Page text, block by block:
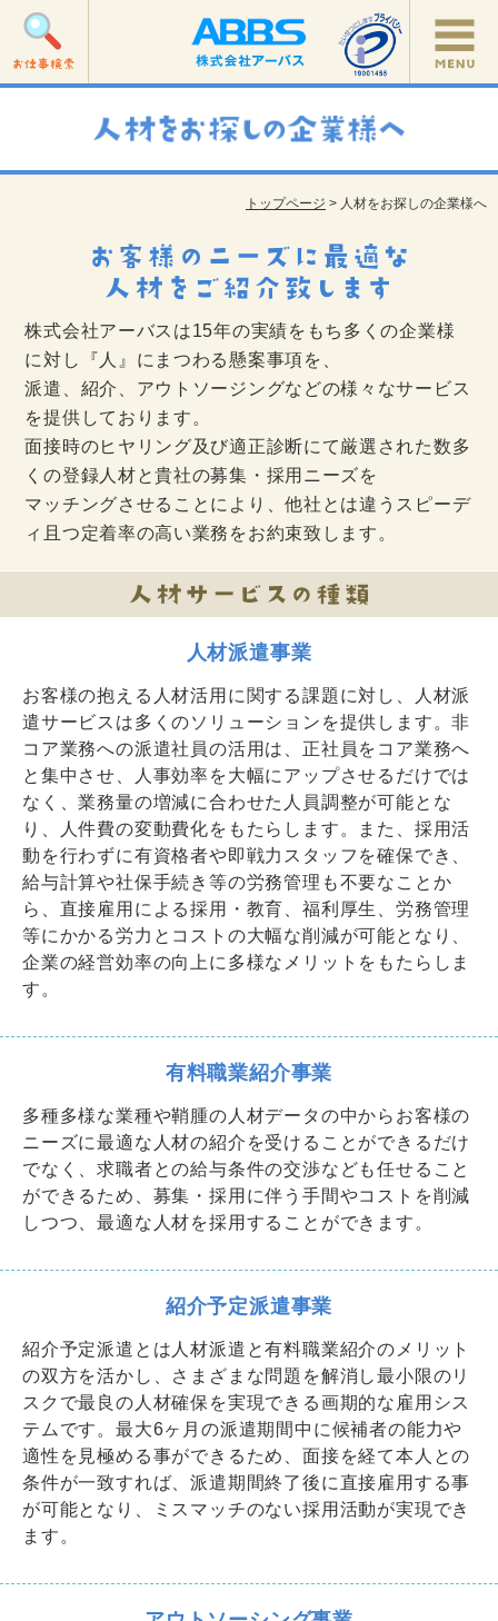
トップページ > 人材をお探しの企業様へ
株式会社アーバスは15年の実績をもち多くの企業様
に対し『人』にまつわる懸案事項を、
派遣、紹介、アウトソージングなどの様々なサービス
を提供しております。
面接時のヒヤリング及び適正診断にて厳選された数多
くの登録人材と貴社の募集・採用ニーズを
マッチングさせることにより、他社とは違うスピーデ
ィ且つ定着率の高い業務をお約束致します。
人材派遣事業
お客様の抱える人材活用に関する課題に対し、人材派
遣サービスは多くのソリューションを提供します。非
コア業務への派遣社員の活用は、正社員をコア業務へ
と集中させ、人事効率を大幅にアップさせるだけでは
なく、業務量の増減に合わせた人員調整が可能とな
り、人件費の変動費化をもたらします。また、採用活
動を行わずに有資格者や即戦力スタッフを確保でき、
給与計算や社保手続き等の労務管理も不要なことか
ら、直接雇用による採用・教育、福利厚生、労務管理
等にかかる労力とコストの大幅な削減が可能となり、
企業の経営効率の向上に多様なメリットをもたらしま
す。
有料職業紹介事業
多種多様な業種や鞘腫の人材データの中からお客様の
ニーズに最適な人材の紹介を受けることができるだけ
でなく、求職者との給与条件の交渉なども任せること
ができるため、募集・採用に伴う手間やコストを削減
しつつ、最適な人材を採用することができます。
紹介予定派遣事業
紹介予定派遣とは人材派遣と有料職業紹介のメリット
の双方を活かし、さまざまな問題を解消し最小限のリ
スクで最良の人材確保を実現できる画期的な雇用シス
テムです。最大6ヶ月の派遣期間中に候補者の能力や
適性を見極める事ができるため、面接を経て本人との
条件が一致すれば、派遣期間終了後に直接雇用する事
が可能となり、ミスマッチのない採用活動が実現でき
ます。